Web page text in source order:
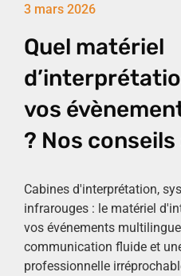
3 mars 2026
Quel matériel
vos
? Nos conseils
Cabines d'interprétation,
infrarouges : le matériel
vos événements
communication fluide et
professionnelle